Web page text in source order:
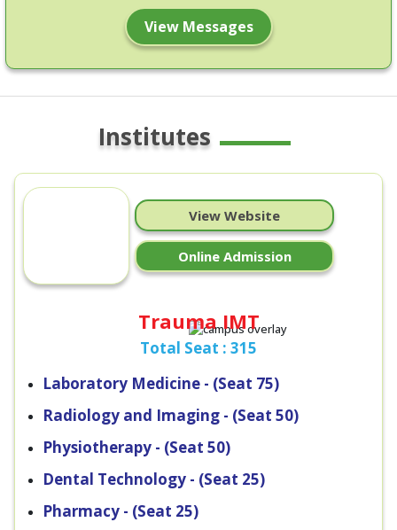
View Messages
Institutes
View Website
Online Admission
Trauma IMT
Total Seat : 315
Laboratory Medicine - (Seat 75)
Radiology and Imaging - (Seat 50)
Physiotherapy - (Seat 50)
Dental Technology - (Seat 25)
Pharmacy - (Seat 25)